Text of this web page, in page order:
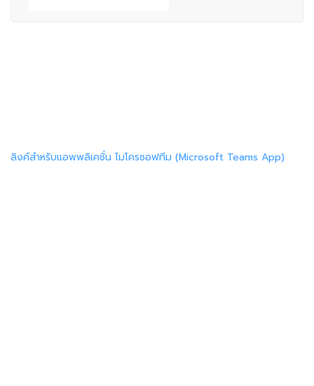
ลิงค์สำหรับแอพพลิเคชั่น ไมโครซอฟทีม (Microsoft Teams App)